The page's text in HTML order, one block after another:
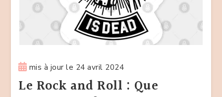
mis à jour le 24 avril 2024
Le Rock and Roll : Que